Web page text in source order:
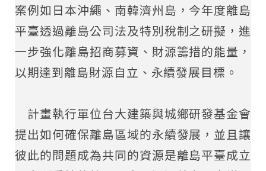
案例如日本沖繩、南韓濟州島，今年度離島
平臺透過離島公司法及特別稅制之研擬，進
一步強化離島招商募資、財源籌措的能量，
以期達到離島財源自立、永續發展目標。
計畫執行單位台大建築與城鄉研發基金會
提出如何確保離島區域的永續發展，並且讓
彼此的問題成為共同的資源是離島平臺成立